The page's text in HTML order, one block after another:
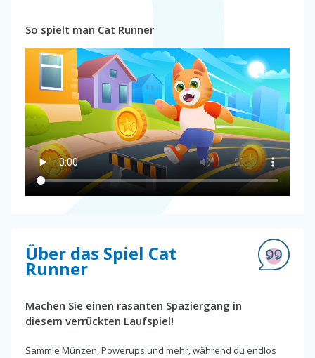
So spielt man Cat Runner
Über das Spiel Cat
Runner
Machen Sie einen rasanten Spaziergang in
diesem verrückten Laufspiel!
Sammle Münzen, Powerups und mehr, während du endlos